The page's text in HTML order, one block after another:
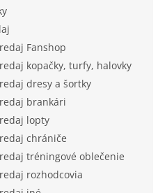
Fanshop
kopačky, turfy, halovky
dresy a šortky
brankári
lopty
chrániče
tréningové oblečenie
rozhodcovia